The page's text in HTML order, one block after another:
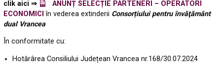
clik aici ⇒
ANUNȚ SELECȚIE PARTENERI – OPERATORI
ECONOMICIîn vederea extinderii Consorțiului pentru învăţământ
dual Vrancea
În conformitate cu:
Hotărârea Consiliului Județean Vrancea nr.168/30.07.2024